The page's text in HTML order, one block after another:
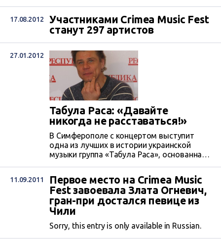
17.08.2012
Участниками Crimea Music Fest
станут 297 артистов
27.01.2012
Табула Раса: «Давайте
никогда не расставаться!»
В Симферополе с концертом выступит
одна из лучших в истории украинской
музыки группа «Табула Раса», основанная
успели выпустить девять альбомов,
сейчас готовятся к выходу десятого -
«Рисунки на этаже». Накануне концерта в
Симферополе солист группы Олег
Лапоногов пообщался с крымскими
журналистами.
11.09.2011
Первое место на Crimea Music
Fest завоевала Злата Огневич,
гран-при достался певице из
Чили
Sorry, this entry is only available in Russian.